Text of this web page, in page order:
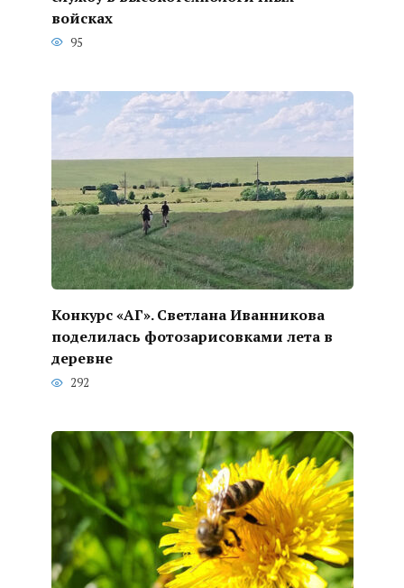
войсках
95
Конкурс «АГ». Светлана Иванникова
поделилась фотозарисовками лета в
деревне
292